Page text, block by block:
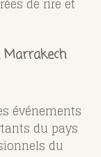
de rire et
Marrakech
événements
du pays
du